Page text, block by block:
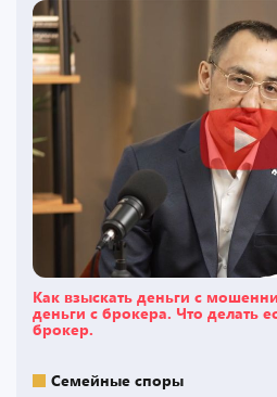
Как взыскать деньги с
деньги с брокера. Что делать
брокер.
Семейные споры